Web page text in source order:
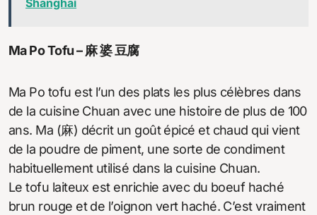
Ma Po Tofu – 麻 婆 豆腐
Ma Po tofu est l’un des plats les plus célèbres dans
de la cuisine Chuan avec une histoire de plus de 100
ans. Ma (麻) décrit un goût épicé et chaud qui vient
de la poudre de piment, une sorte de condiment
habituellement utilisé dans la cuisine Chuan.
Le tofu laiteux est enrichie avec du boeuf haché
brun rouge et de l’oignon vert haché. C’est vraiment